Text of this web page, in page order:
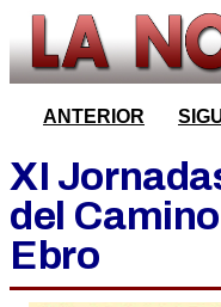
ANTERIOR
XI
del
Ebro